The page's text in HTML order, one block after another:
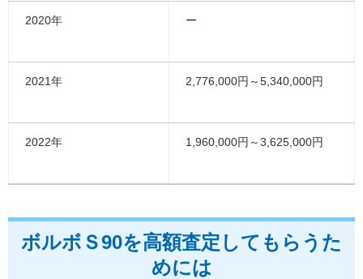
2020年 ー
2021年 2,776,000円～5,340,000円
2022年 1,960,000円～3,625,000円
ボルボＳ90を高額査定してもらうた
めには